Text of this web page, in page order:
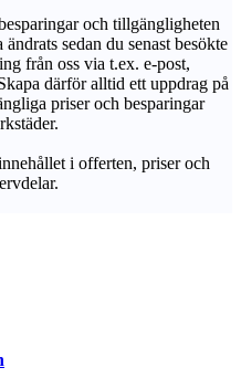
och tillgängligheten
sedan du senast besökte
från oss via t.ex. e-post,
därför alltid ett uppdrag på
priser och besparingar
i offerten, priser och